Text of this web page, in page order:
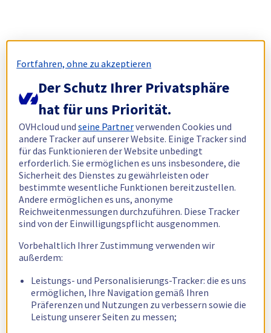
Fortfahren, ohne zu akzeptieren
Der Schutz Ihrer Privatsphäre
hat für uns Priorität.
OVHcloud undseine Partnerverwenden Cookies und
andere Tracker auf unserer Website. Einige Tracker sind
für das Funktionieren der Website unbedingt
erforderlich. Sie ermöglichen es uns insbesondere, die
Sicherheit des Dienstes zu gewährleisten oder
bestimmte wesentliche Funktionen bereitzustellen.
Andere ermöglichen es uns, anonyme
Reichweitenmessungen durchzuführen. Diese Tracker
sind von der Einwilligungspflicht ausgenommen.
Vorbehaltlich Ihrer Zustimmung verwenden wir
außerdem:
Leistungs- und Personalisierungs-Tracker: die es uns
ermöglichen, Ihre Navigation gemäß Ihren
Präferenzen und Nutzungen zu verbessern sowie die
Leistung unserer Seiten zu messen;